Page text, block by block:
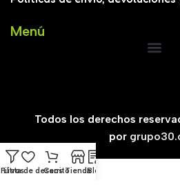
Menú
Todos los derechos
por
Filtros
Lista de deseos
CarritoTiendaBlog